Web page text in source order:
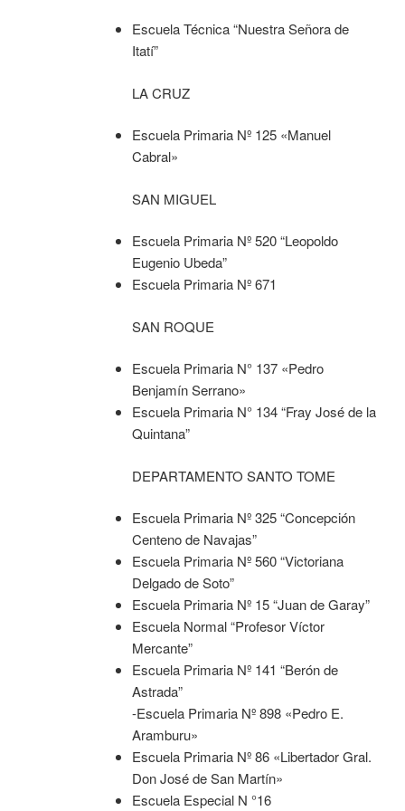
Escuela Técnica “Nuestra Señora de
Itatí”
LA CRUZ
Escuela Primaria Nº 125 «Manuel
Cabral»
SAN MIGUEL
Escuela Primaria Nº 520 “Leopoldo
Eugenio Ubeda”
Escuela Primaria Nº 671
SAN ROQUE
Escuela Primaria N° 137 «Pedro
Benjamín Serrano»
Escuela Primaria N° 134 “Fray José de la
Quintana”
DEPARTAMENTO SANTO TOME
Escuela Primaria Nº 325 “Concepción
Centeno de Navajas”
Escuela Primaria Nº 560 “Victoriana
Delgado de Soto”
Escuela Primaria Nº 15 “Juan de Garay”
Escuela Normal “Profesor Víctor
Mercante”
Escuela Primaria Nº 141 “Berón de
Astrada”
-Escuela Primaria Nº 898 «Pedro E.
Aramburu»
Escuela Primaria Nº 86 «Libertador Gral.
Don José de San Martín»
Escuela Especial N °16